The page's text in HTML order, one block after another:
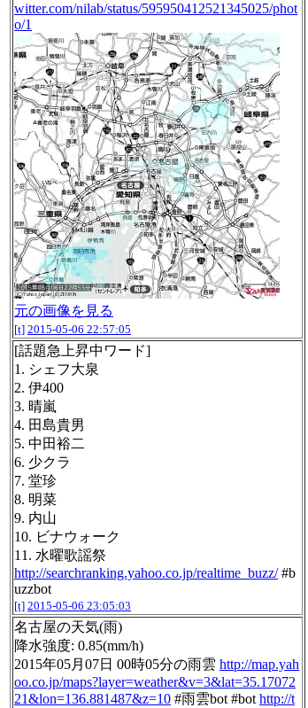
witter.com/nilab/status/595950412521345025/phot
o/1
元の画像を見る
[t] 2015-05-06 22:57:05
[話題急上昇中ワード]
1. シェフ大泉
2. 伊400
3. 晴嵐
4. 田島貴男
5. 中田裕二
6. 少クラ
7. 堂珍
8. 明菜
9. 内山
10. ビナウォーク
11. 水曜歌謡祭
http://searchranking.yahoo.co.jp/realtime_buzz/#b
uzzbot
[t] 2015-05-06 23:05:03
名古屋の天気(雨)
降水強度: 0.85(mm/h)
2015年05月07日 00時05分の雨雲 http://map.yah
oo.co.jp/maps?layer=weather&v=3&lat=35.17072
21&lon=136.881487&z=10 #雨雲bot #bothttp://t